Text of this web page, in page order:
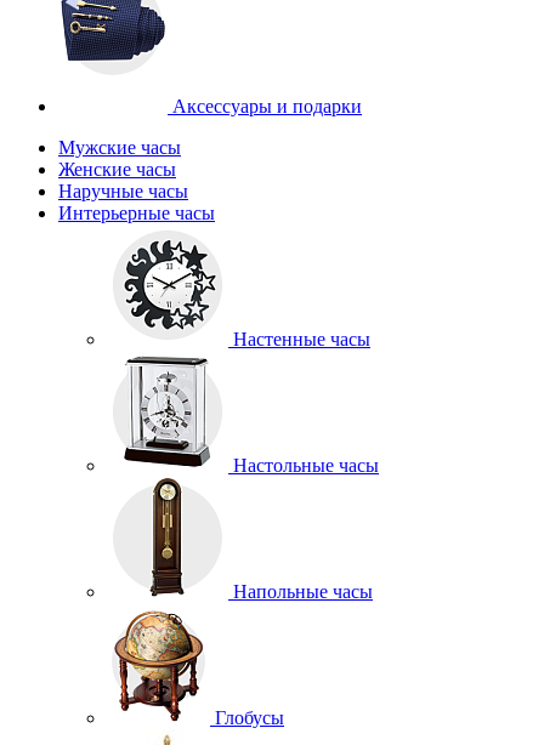
Аксессуары и подарки
Мужские часы
Женские часы
Наручные часы
Интерьерные часы
Настенные часы
Настольные часы
Напольные часы
Глобусы